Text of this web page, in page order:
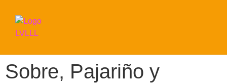
Sobre, Pajariño y